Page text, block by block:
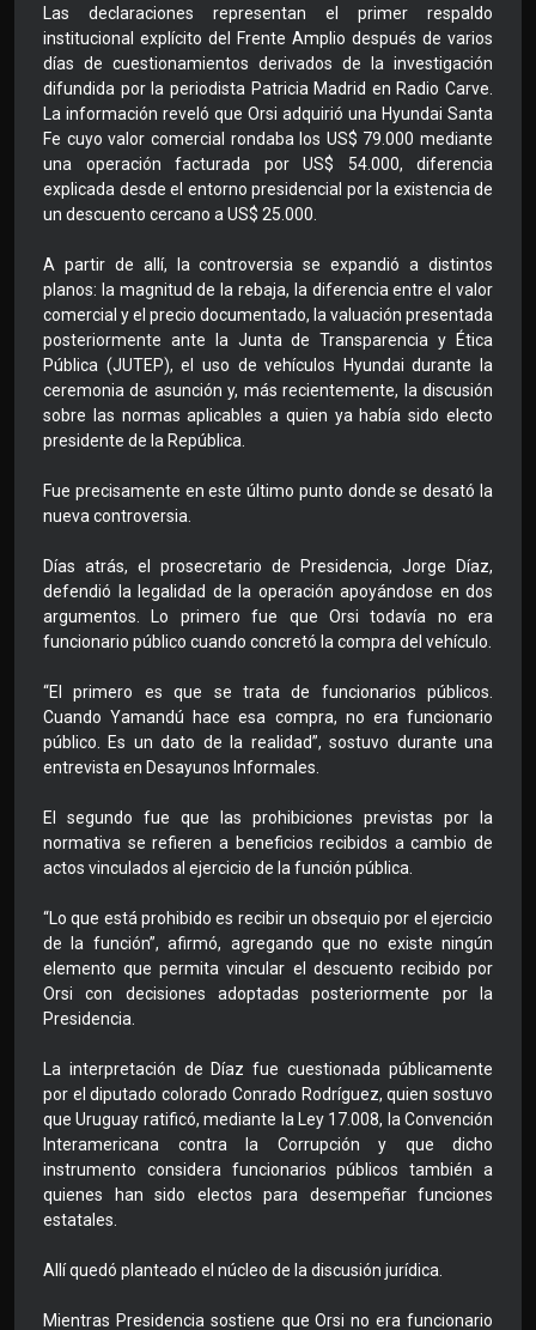
Las declaraciones representan el primer respaldo
institucional explícito del Frente Amplio después de varios
días de cuestionamientos derivados de la investigación
difundida por la periodista Patricia Madrid en Radio Carve.
La información reveló que Orsi adquirió una Hyundai Santa
Fe cuyo valor comercial rondaba los US$ 79.000 mediante
una operación facturada por US$ 54.000, diferencia
explicada desde el entorno presidencial por la existencia de
un descuento cercano a US$ 25.000.
A partir de allí, la controversia se expandió a distintos
planos: la magnitud de la rebaja, la diferencia entre el valor
comercial y el precio documentado, la valuación presentada
posteriormente ante la Junta de Transparencia y Ética
Pública (JUTEP), el uso de vehículos Hyundai durante la
ceremonia de asunción y, más recientemente, la discusión
sobre las normas aplicables a quien ya había sido electo
presidente de la República.
Fue precisamente en este último punto donde se desató la
nueva controversia.
Días atrás, el prosecretario de Presidencia, Jorge Díaz,
defendió la legalidad de la operación apoyándose en dos
argumentos. Lo primero fue que Orsi todavía no era
funcionario público cuando concretó la compra del vehículo.
“El primero es que se trata de funcionarios públicos.
Cuando Yamandú hace esa compra, no era funcionario
público. Es un dato de la realidad”, sostuvo durante una
entrevista en Desayunos Informales.
El segundo fue que las prohibiciones previstas por la
normativa se refieren a beneficios recibidos a cambio de
actos vinculados al ejercicio de la función pública.
“Lo que está prohibido es recibir un obsequio por el ejercicio
de la función”, afirmó, agregando que no existe ningún
elemento que permita vincular el descuento recibido por
Orsi con decisiones adoptadas posteriormente por la
Presidencia.
La interpretación de Díaz fue cuestionada públicamente
por el diputado colorado Conrado Rodríguez, quien sostuvo
que Uruguay ratificó, mediante la Ley 17.008, la Convención
Interamericana contra la Corrupción y que dicho
instrumento considera funcionarios públicos también a
quienes han sido electos para desempeñar funciones
estatales.
Allí quedó planteado el núcleo de la discusión jurídica.
Mientras Presidencia sostiene que Orsi no era funcionario